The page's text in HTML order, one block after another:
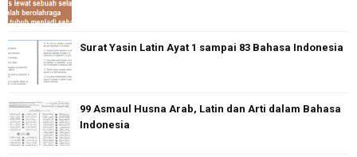
Surat Yasin Latin Ayat 1 sampai 83 Bahasa Indonesia
99 Asmaul Husna Arab, Latin dan Arti dalam Bahasa
Indonesia